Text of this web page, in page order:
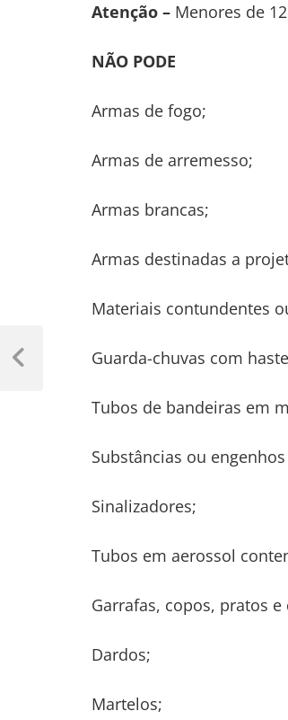
Atenção – Menores de
NÃO PODE
Armas de fogo;
Armas de arremesso;
Armas brancas;
Armas destinadas a
Materiais contundentes
Guarda-chuvas com
Tubos de bandeiras em
Substâncias ou
Sinalizadores;
Tubos em aerossol
Garrafas, copos, pratos
Dardos;
Martelos;
Navegação
de
Previous